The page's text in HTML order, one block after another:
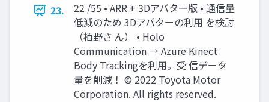
23.
22 /55 • ARR + 3Dアバター版 • 通信量
低減のため 3Dアバターの利用 を検討
（栢野さ ん） • Holo
Communication → Azure Kinect
Body Trackingを利用。受 信データ
量を削減！ © 2022 Toyota Motor
Corporation. All rights reserved.